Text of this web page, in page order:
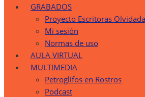
GRABADOS
Proyecto Escritoras
Mi sesión
Normas de uso
AULA VIRTUAL
MULTIMEDIA
Petroglifos en Rostros
Podcast